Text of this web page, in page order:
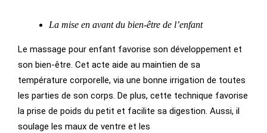
La mise en avant du bien-être de l’enfant
Le massage pour enfant favorise son développement et
son bien-être. Cet acte aide au maintien de sa
température corporelle, via une bonne irrigation de toutes
les parties de son corps. De plus, cette technique favorise
la prise de poids du petit et facilite sa digestion. Aussi, il
soulage les maux de ventre et les